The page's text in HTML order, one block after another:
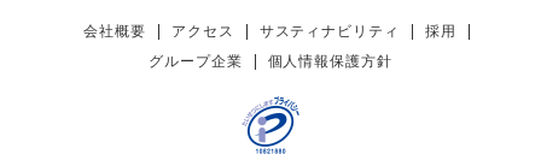
会社概要 アクセス サスティナビリティ
採用
グループ企業
個人情報保護方針